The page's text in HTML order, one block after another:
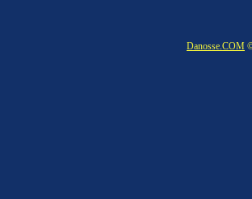
Danosse.COM